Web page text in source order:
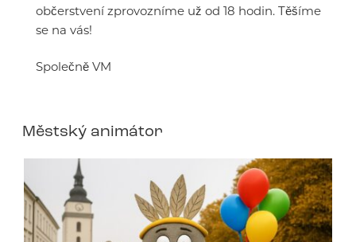
občerstvení zprovozníme už od 18 hodin. Těšíme
se na vás!
Společně VM
Městský animátor